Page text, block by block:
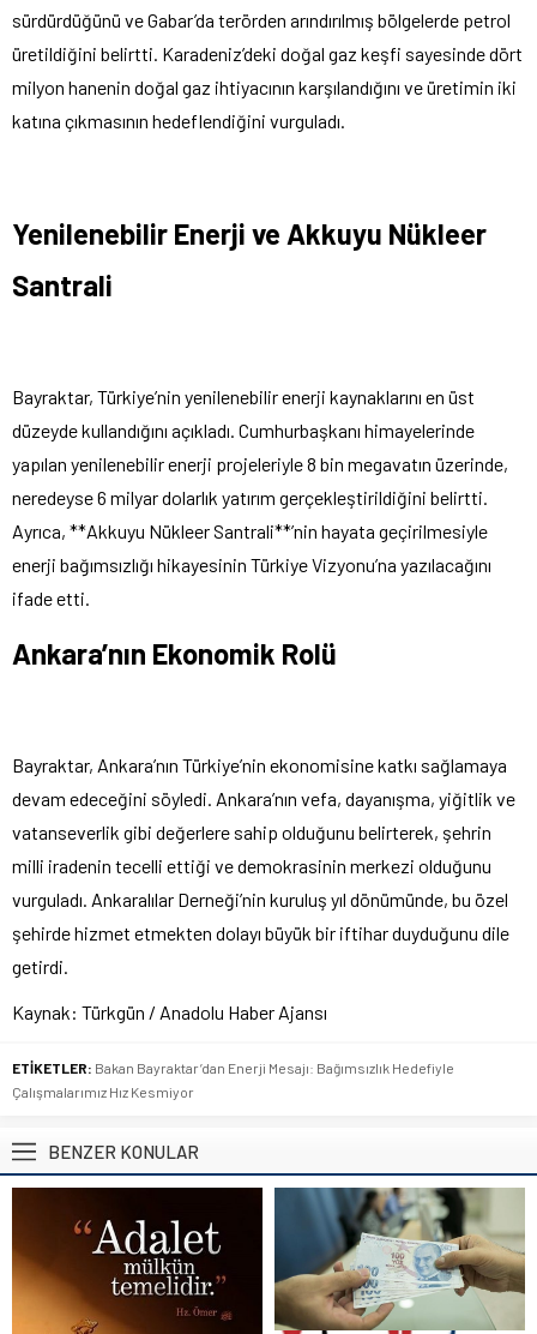
sürdürdüğünü ve Gabar’da terörden arındırılmış bölgelerde petrol
üretildiğini belirtti. Karadeniz’deki doğal gaz keşfi sayesinde dört
milyon hanenin doğal gaz ihtiyacının karşılandığını ve üretimin iki
katına çıkmasının hedeflendiğini vurguladı.
Yenilenebilir Enerji ve Akkuyu Nükleer
Santrali
Bayraktar, Türkiye’nin yenilenebilir enerji kaynaklarını en üst
düzeyde kullandığını açıkladı. Cumhurbaşkanı himayelerinde
yapılan yenilenebilir enerji projeleriyle 8 bin megavatın üzerinde,
neredeyse 6 milyar dolarlık yatırım gerçekleştirildiğini belirtti.
Ayrıca, **Akkuyu Nükleer Santrali**’nin hayata geçirilmesiyle
enerji bağımsızlığı hikayesinin Türkiye Vizyonu’na yazılacağını
ifade etti.
Ankara’nın Ekonomik Rolü
Bayraktar, Ankara’nın Türkiye’nin ekonomisine katkı sağlamaya
devam edeceğini söyledi. Ankara’nın vefa, dayanışma, yiğitlik ve
vatanseverlik gibi değerlere sahip olduğunu belirterek, şehrin
milli iradenin tecelli ettiği ve demokrasinin merkezi olduğunu
vurguladı. Ankaralılar Derneği’nin kuruluş yıl dönümünde, bu özel
şehirde hizmet etmekten dolayı büyük bir iftihar duyduğunu dile
getirdi.
Kaynak: Türkgün / Anadolu Haber Ajansı
ETİKETLER: Bakan Bayraktar’dan Enerji Mesajı: Bağımsızlık Hedefiyle
Çalışmalarımız Hız Kesmiyor
BENZER KONULAR